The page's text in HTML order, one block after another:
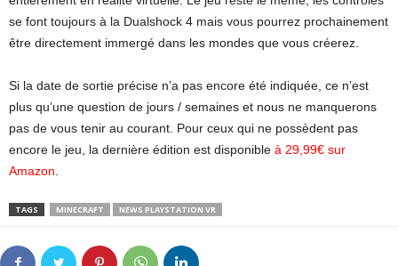
se font toujours à la Dualshock 4 mais vous pourrez prochainement
être directement immergé dans les mondes que vous créerez.
Si la date de sortie précise n’a pas encore été indiquée, ce n’est
plus qu’une question de jours / semaines et nous ne manquerons
pas de vous tenir au courant. Pour ceux qui ne possèdent pas
encore le jeu, la dernière édition est disponible à 29,99€ sur
Amazon
TAGS MINECRAFT NEWS PLAYSTATION VR